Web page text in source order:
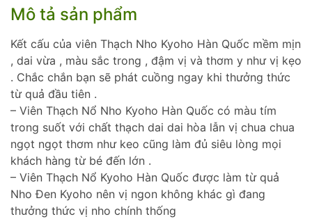
Mô tả sản phẩm
Kết cấu của viên Thạch Nho Kyoho Hàn Quốc mềm mịn
, dai vừa , màu sắc trong , đậm vị và thơm y như vị kẹo
. Chắc chắn bạn sẽ phát cuồng ngay khi thưởng thức
từ quả đầu tiên .
– Viên Thạch Nổ Nho Kyoho Hàn Quốc có màu tím
trong suốt với chất thạch dai dai hòa lẫn vị chua chua
ngọt ngọt thơm như keo cũng làm đủ siêu lòng mọi
khách hàng từ bé đến lớn .
– Viên Thạch Nổ Kyoho Hàn Quốc được làm từ quả
Nho Đen Kyoho nên vị ngon không khác gì đang
thưởng thức vị nho chính thống